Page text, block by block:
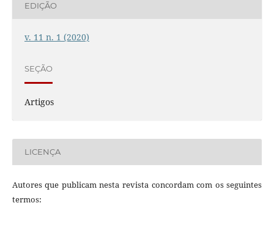
EDIÇÃO
v. 11 n. 1 (2020)
SEÇÃO
Artigos
LICENÇA
Autores que publicam nesta revista concordam com os seguintes
termos: